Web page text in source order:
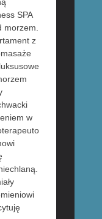
SPA
morzem.
z
w